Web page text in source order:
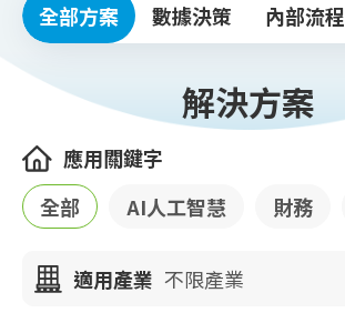
全部方案 數據決策 內部流程
解決方案
應用關鍵字
全部
AI人工智慧 財務
適用產業 不限產業